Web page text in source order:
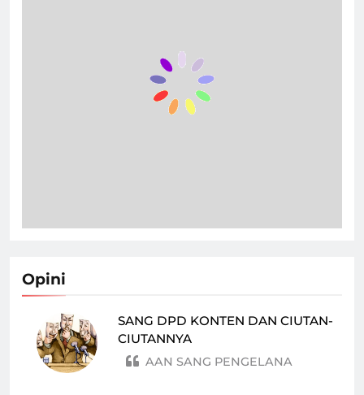
Opini
SANG DPD KONTEN DAN CIUTAN-
CIUTANNYA
AAN SANG PENGELANA